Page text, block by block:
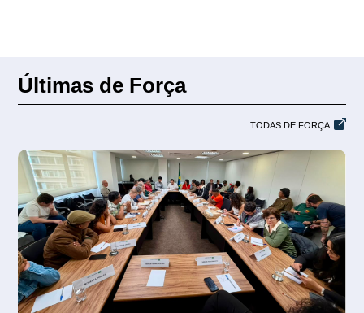
Últimas de Força
TODAS DE FORÇA